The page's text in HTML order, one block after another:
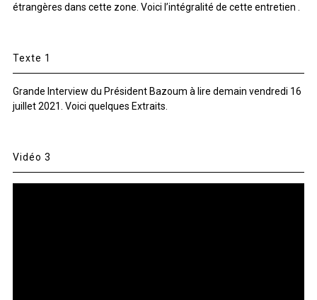
étrangères dans cette zone. Voici l’intégralité de cette entretien .
Texte 1
Grande Interview du Président Bazoum à lire demain vendredi 16
juillet 2021. Voici quelques Extraits.
Vidéo 3